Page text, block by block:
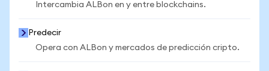
Intercambia ALBon en y entre blockchains.
Predecir
Opera con ALBon y mercados de predicción cripto.